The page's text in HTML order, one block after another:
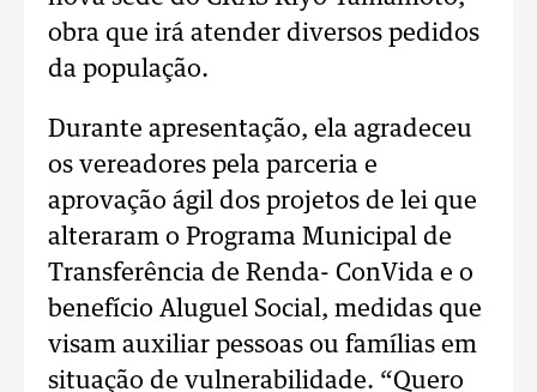
obra que irá atender diversos pedidos
da população.
Durante apresentação, ela agradeceu
os vereadores pela parceria e
aprovação ágil dos projetos de lei que
alteraram o Programa Municipal de
Transferência de Renda- ConVida e o
benefício Aluguel Social, medidas que
visam auxiliar pessoas ou famílias em
situação de vulnerabilidade. “Quero